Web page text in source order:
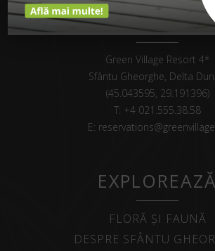
DESPRE NOI
Green Village Resort 4*
Sfântu Gheorghe, Delta
(45.043595, 29.191396)
T: +4 021.555.38.58
E:
EXPLOREAZĂ
FLORĂ ȘI FAUNĂ
DESPRE SFÂNTU